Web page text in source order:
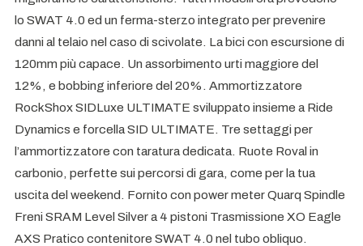
lo SWAT 4.0 ed un ferma-sterzo integrato per prevenire
danni al telaio nel caso di scivolate. La bici con escursione di
120mm più capace. Un assorbimento urti maggiore del
12%, e bobbing inferiore del 20%. Ammortizzatore
RockShox SIDLuxe ULTIMATE sviluppato insieme a Ride
Dynamics e forcella SID ULTIMATE. Tre settaggi per
l’ammortizzatore con taratura dedicata. Ruote Roval in
carbonio, perfette sui percorsi di gara, come per la tua
uscita del weekend. Fornito con power meter Quarq Spindle
Freni SRAM Level Silver a 4 pistoni Trasmissione XO Eagle
AXS Pratico contenitore SWAT 4.0 nel tubo obliquo.